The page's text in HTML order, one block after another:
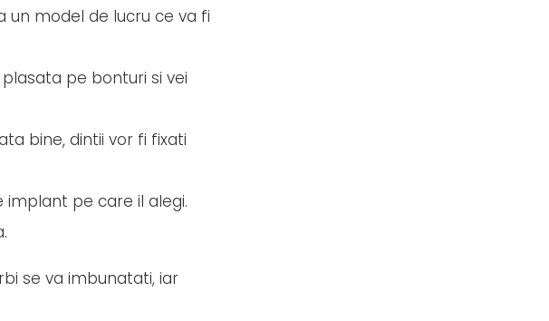
un model de lucru ce va fi
pe bonturi si vei
bine, dintii vor fi fixati
pe care il alegi.
se va imbunatati, iar